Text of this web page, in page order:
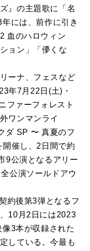
』の主題歌に「名
には、前作に引き
血のハロウィン
ョン」「儚くな
ーナ、フェスなど
年7月22日(土)・
ファーフォレスト
ワンマンライ
ダ SP 〜 真夏のフ
開催し、2日間で約
9公演となるアリー
公演ソールドアウ
約後第3弾となるフ
10月2日には2023
3本が収録された
している。今最も